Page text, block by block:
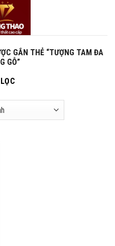
GẮN THẺ “TƯỢNG TAM ĐA
GỖ”
LỌC